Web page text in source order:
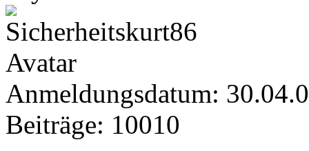
Anmeldungsdatum:
Beiträge: 10010